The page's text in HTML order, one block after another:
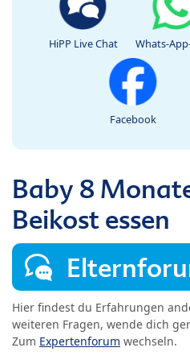
HiPP Live Chat Whats-
Facebook
Baby 8
Beikost essen
Hier findest du Erfahrungen
weiteren Fragen, wende dich
Zum Expertenforum wechseln.